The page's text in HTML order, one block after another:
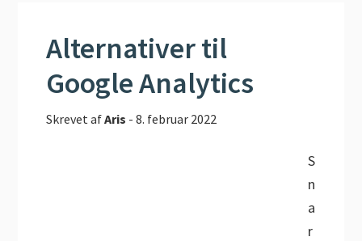
Alternativer til
Google Analytics
Skrevet afAris -8. februar 2022
S
n
a
r